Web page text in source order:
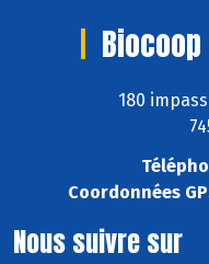
180
Coordonnées
Nous suivre sur